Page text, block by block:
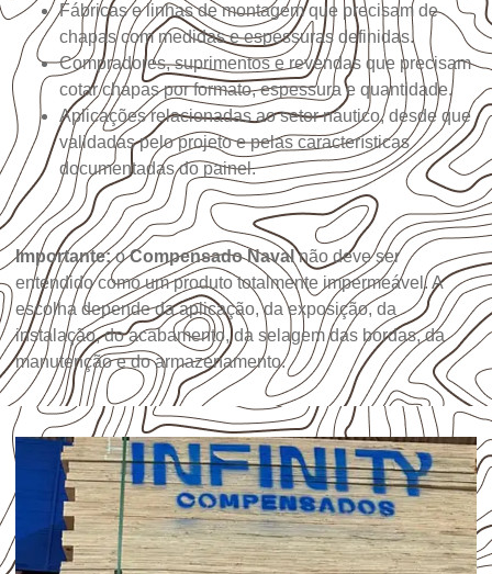
Fábricas e linhas de montagem que precisam de
chapas com medidas e espessuras definidas.
Compradores, suprimentos e revendas que precisam
cotar chapas por formato, espessura e quantidade.
Aplicações relacionadas ao setor náutico, desde que
validadas pelo projeto e pelas características
documentadas do painel.
Importante:oCompensado Naval não deve ser
entendido como um produto totalmente impermeável. A
escolha depende da aplicação, da exposição, da
instalação, do acabamento, da selagem das bordas, da
manutenção e do armazenamento.